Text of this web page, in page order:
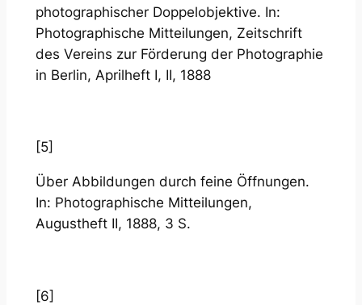
photographischer Doppelobjektive. In:
Photographische Mitteilungen, Zeitschrift
des Vereins zur Förderung der Photographie
in Berlin, Aprilheft I, II, 1888
[5]
Über Abbildungen durch feine Öffnungen.
In: Photographische Mitteilungen,
Augustheft II, 1888, 3 S.
[6]